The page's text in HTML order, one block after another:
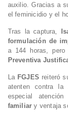
auxilio. Gracias a
el feminicidio y el
Tras la captura,
formulación de
a
144 horas, pero
Preventiva
La FGJES reiteró
atenten contra la
especial
familiar y ventaja